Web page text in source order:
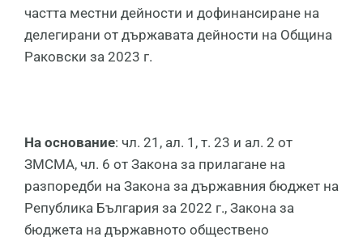
частта местни дейности и дофинансиране на
делегирани от държавата дейности на Община
Раковски за 2023 г.
На основание: чл. 21, ал. 1, т. 23 и ал. 2 от
ЗМСМА, чл. 6 от Закона за прилагане на
разпоредби на Закона за държавния бюджет на
Република България за 2022 г., Закона за
бюджета на държавното обществено